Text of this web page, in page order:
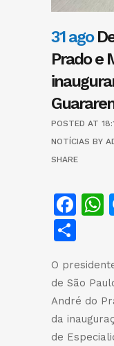
31 ago
Prado e
POSTED AT
NOTÍCIAS BY
SHARE
O
de São
André do
da
de